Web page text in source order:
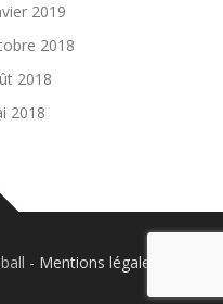
2019
2018
2018
2018
- Mentions légales